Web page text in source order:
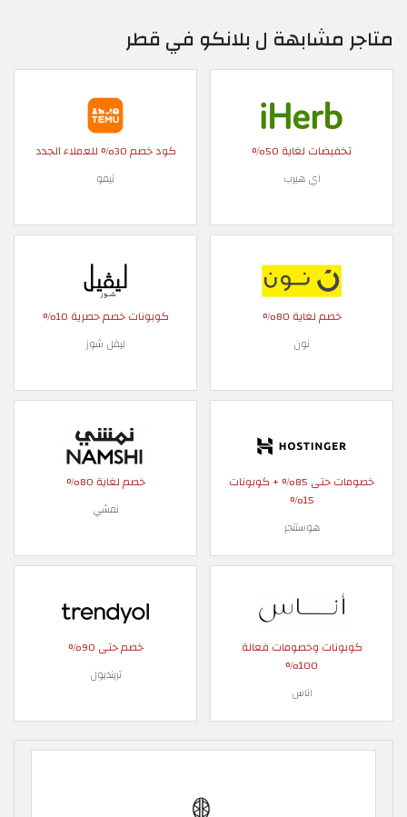
متاجر مشابهة ل بلانكو في قطر
تخفيضات لغاية 50%
اي هيرب
كود خصم 30% للعملاء الجدد
تيمو
خصم لغاية 80%
نون
كوبونات خصم حصرية 10%
ليفل شوز
خصومات حتى 85% + كوبونات
15%
هوستنجر
خصم لغاية 80%
نمشي
كوبونات وخصومات فعالة
100%
اناس
خصم حتى 90%
ترينديول